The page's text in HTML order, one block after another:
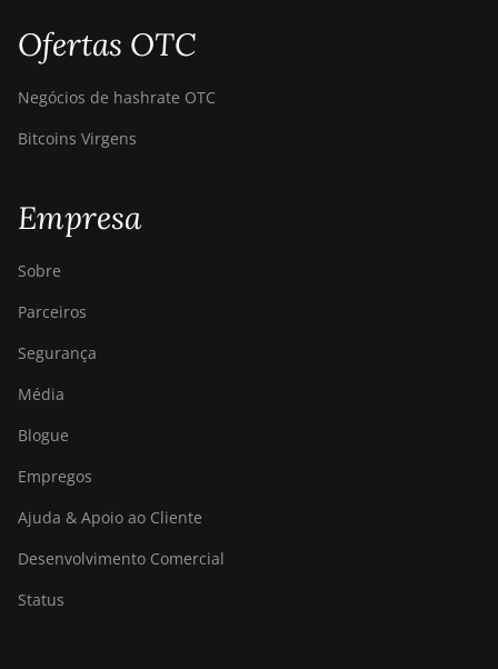
Ofertas OTC
Negócios de hashrate OTC
Bitcoins Virgens
Empresa
Sobre
Parceiros
Segurança
Média
Blogue
Empregos
Ajuda & Apoio ao Cliente
Desenvolvimento Comercial
Status